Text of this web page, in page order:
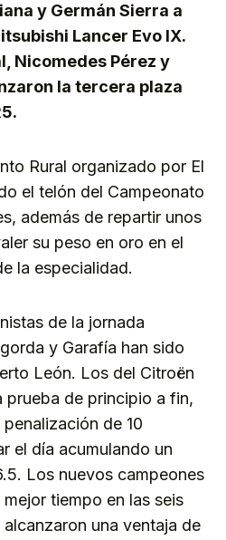
y Germán Sierra a
Lancer Evo IX.
Nicomedes Pérez y
la tercera plaza
Rural organizado por El
el telón del Campeonato
además de repartir unos
su peso en oro en el
la especialidad.
de la jornada
y Garafía han sido
León. Los del Citroën
prueba de principio a fin,
de 10
el día acumulando un
Los nuevos campeones
tiempo en las seis
una ventaja de